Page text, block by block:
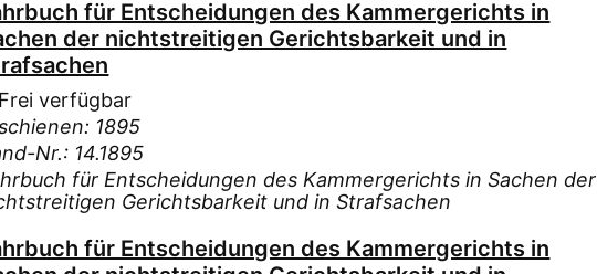
für Entscheidungen des Kammergerichts in
der nichtstreitigen Gerichtsbarkeit und in
Frei verfügbar
1895
Nr.: 14.1895
für Entscheidungen des Kammergerichts in Sachen der
Gerichtsbarkeit und in Strafsachen
für Entscheidungen des Kammergerichts in